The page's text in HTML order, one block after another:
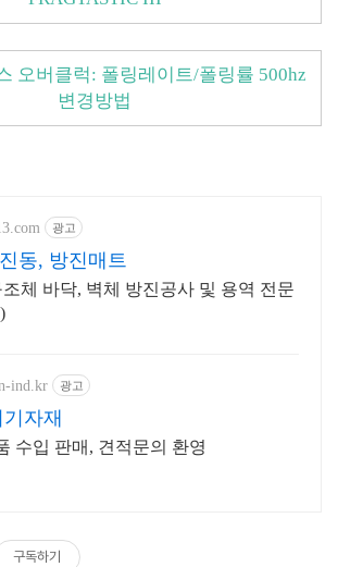
오버클럭: 폴링레이트/폴링률 500hz
변경방법
광고
동, 방진매트
체 바닥, 벽체 방진공사 및 용역 전문
ind.kr 광고
자재
수입 판매, 견적문의 환영
구독하기